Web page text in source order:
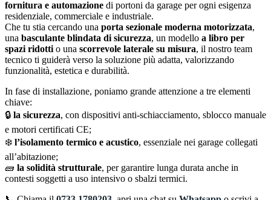
fornitura e automazione di portoni da garage per ogni esigenza
residenziale, commerciale e industriale.
Che tu stia cercando una porta sezionale moderna motorizzata,
una basculante blindata di sicurezza, un modello a libro per
spazi ridotti o una scorrevole laterale su misura, il nostro team
tecnico ti guiderà verso la soluzione più adatta, valorizzando
funzionalità, estetica e durabilità.
In fase di installazione, poniamo grande attenzione a tre elementi
chiave:
🔒 la sicurezza, con dispositivi anti-schiacciamento, sblocco manuale
e motori certificati CE;
❄️ l’isolamento termico e acustico, essenziale nei garage collegati
all’abitazione;
🧱 la solidità strutturale, per garantire lunga durata anche in
contesti soggetti a uso intensivo o sbalzi termici.